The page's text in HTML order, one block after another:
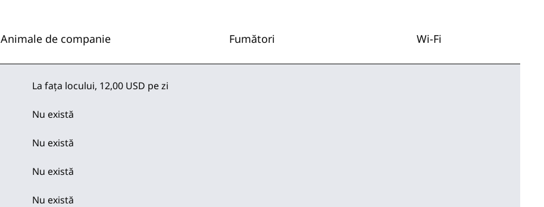
Animale de companie Fumători Wi-Fi
La fața locului, 12,00 USD pe zi
Nu există
Nu există
Nu există
Nu există